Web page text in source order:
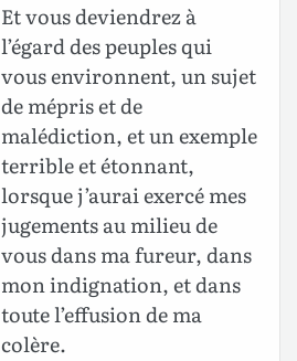
Et vous deviendrez à
l’égard des peuples qui
vous environnent, un sujet
de mépris et de
malédiction, et un exemple
terrible et étonnant,
lorsque j’aurai exercé mes
jugements au milieu de
vous dans ma fureur, dans
mon indignation, et dans
toute l’effusion de ma
colère.